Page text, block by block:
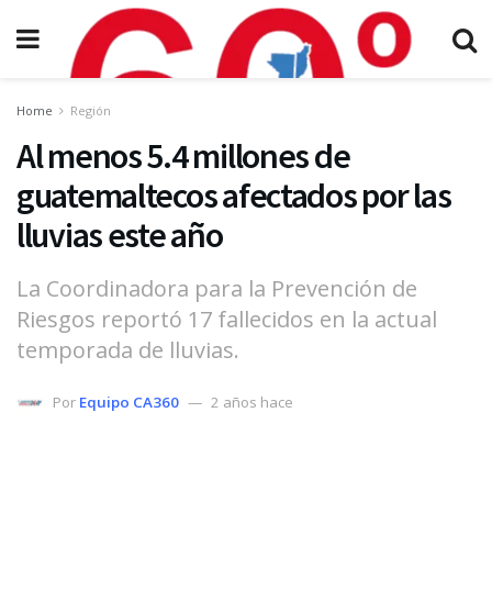
Home Región
Al menos 5.4 millones de
guatemaltecos afectados por las
lluvias este año
La Coordinadora para la Prevención de
Riesgos reportó 17 fallecidos en la actual
temporada de lluvias.
Por Equipo CA360 2 años hace